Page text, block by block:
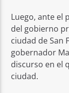
Luego, ante el
del gobierno
ciudad de San
gobernador
discurso en el
ciudad.